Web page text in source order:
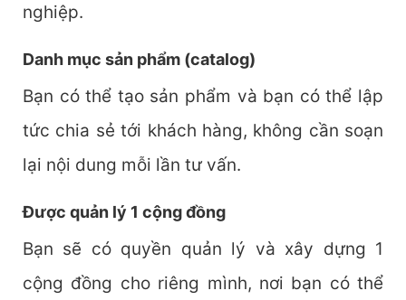
nghiệp.
Danh mục sản phẩm (catalog)
Bạn có thể tạo sản phẩm và bạn có thể lập
tức chia sẻ tới khách hàng, không cần soạn
lại nội dung mỗi lần tư vấn.
Được quản lý 1 cộng đồng
Bạn sẽ có quyền quản lý và xây dựng 1
cộng đồng cho riêng mình, nơi bạn có thể